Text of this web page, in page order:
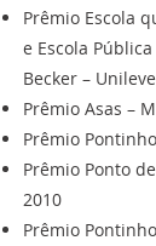
Prêmio Escola
e Escola
Becker –
Prêmio Asas –
Prêmio
Prêmio Ponto
2010
Prêmio